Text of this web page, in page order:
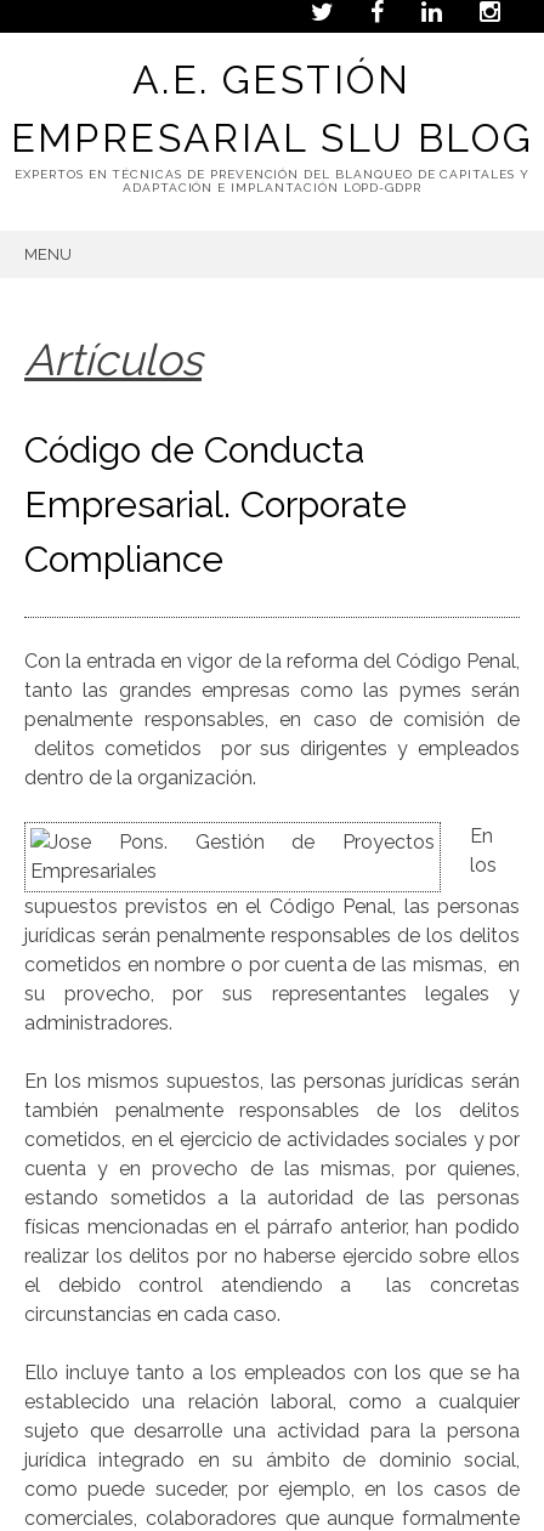
A.E. GESTIÓN
EMPRESARIAL SLU BLOG
EXPERTOS EN TÉCNICAS DE PREVENCIÓN DEL BLANQUEO DE CAPITALES Y
ADAPTACIÓN E IMPLANTACIÓN LOPD-GDPR
MENU
Artículos
Código de Conducta
Empresarial. Corporate
Compliance
Con la entrada en vigor de la reforma del Código Penal,
tanto las grandes empresas como las pymes serán
penalmente responsables, en caso de comisión de
delitos cometidos por sus dirigentes y empleados
dentro de la organización.
En
los
supuestos previstos en el Código Penal, las personas
jurídicas serán penalmente responsables de los delitos
cometidos en nombre o por cuenta de las mismas, en
su provecho, por sus representantes legales y
administradores.
En los mismos supuestos, las personas jurídicas serán
también penalmente responsables de los delitos
cometidos, en el ejercicio de actividades sociales y por
cuenta y en provecho de las mismas, por quienes,
estando sometidos a la autoridad de las personas
físicas mencionadas en el párrafo anterior, han podido
realizar los delitos por no haberse ejercido sobre ellos
el debido control atendiendo a las concretas
circunstancias en cada caso.
Ello incluye tanto a los empleados con los que se ha
establecido una relación laboral, como a cualquier
sujeto que desarrolle una actividad para la persona
jurídica integrado en su ámbito de dominio social,
como puede suceder, por ejemplo, en los casos de
comerciales, colaboradores que aunque formalmente